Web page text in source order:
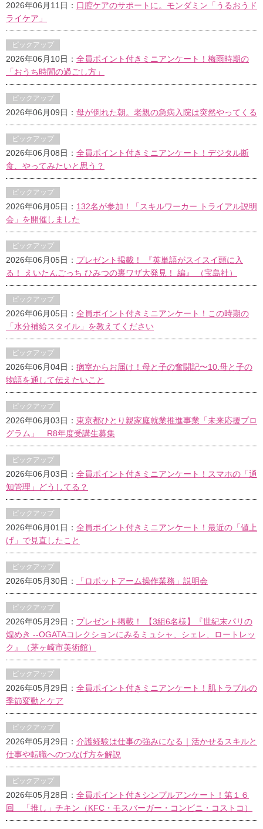
2026年06月11日： 口腔ケアのサポートに。モンダミン「うるおうド
ライケア」
ピックアップ
2026年06月10日： 全員ポイント付きミニアンケート！梅雨時期の
「おうち時間の過ごし方」
ピックアップ
2026年06月09日： 母が倒れた朝。老親の急病入院は突然やってくる
ピックアップ
2026年06月08日： 全員ポイント付きミニアンケート！デジタル断
食、やってみたいと思う？
ピックアップ
2026年06月05日： 132名が参加！「スキルワーカー トライアル説明
会」を開催しました
ピックアップ
2026年06月05日： プレゼント掲載！ 『英単語がスイスイ頭に入
る！ えいたんごっち ひみつの裏ワザ大発見！ 編』 （宝島社）
ピックアップ
2026年06月05日： 全員ポイント付きミニアンケート！この時期の
「水分補給スタイル」を教えてください
ピックアップ
2026年06月04日： 病室からお届け！母と子の奮闘記〜10.母と子の
物語を通して伝えたいこと
ピックアップ
2026年06月03日： 東京都ひとり親家庭就業推進事業「未来応援プロ
グラム」 R8年度受講生募集
ピックアップ
2026年06月03日： 全員ポイント付きミニアンケート！スマホの「通
知管理」どうしてる？
ピックアップ
2026年06月01日： 全員ポイント付きミニアンケート！最近の「値上
げ」で見直したこと
ピックアップ
2026年05月30日： 「ロボットアーム操作業務」説明会
ピックアップ
2026年05月29日： プレゼント掲載！ 【3組6名様】『世紀末パリの
煌めき --OGATAコレクションにみるミュシャ、シェレ、ロートレッ
ク』（茅ヶ崎市美術館）
ピックアップ
2026年05月29日： 全員ポイント付きミニアンケート！肌トラブルの
季節変動とケア
ピックアップ
2026年05月29日： 介護経験は仕事の強みになる｜活かせるスキルと
仕事や転職へのつなげ方を解説
ピックアップ
2026年05月28日： 全員ポイント付きシンプルアンケート！第１６
回 「推し」チキン（KFC・モスバーガー・コンビニ・コストコ）